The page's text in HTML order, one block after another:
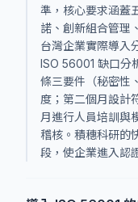
準，核心要求涵蓋
諾、創新組合管理
台灣企業實際導入
ISO 56001 缺口分
條三要件（秘密性
度；第二個月設計
月進行人員培訓與
稽核。積穗科研的
段，使企業進入認